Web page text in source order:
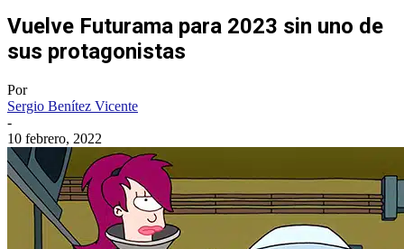
Vuelve Futurama para 2023 sin uno de
sus protagonistas
Por
Sergio Benítez Vicente
-
10 febrero, 2022